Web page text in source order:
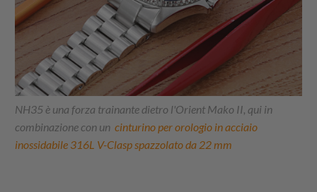
NH35 è una forza trainante dietro l'Orient Mako II, qui in
combinazione con un cinturino per orologio in acciaio
inossidabile 316L V-Clasp spazzolato da 22 mm